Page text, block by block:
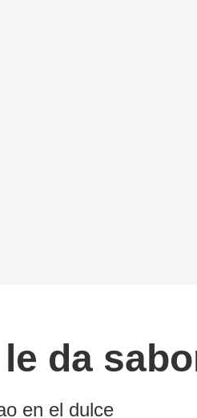
da
en el dulce